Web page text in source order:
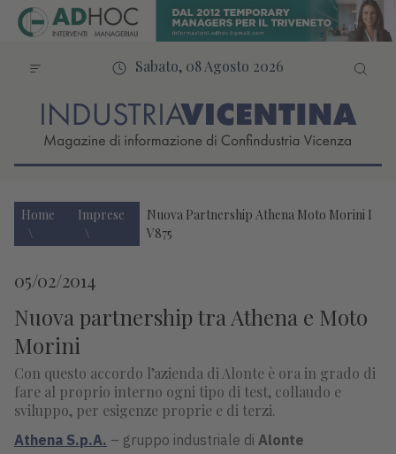
Sabato, 08 Agosto 2026
Home Imprese
Nuova Partnership Athena Moto Morini I
V875
05/02/2014
Nuova partnership tra Athena e Moto
Morini
Con questo accordo l’azienda di Alonte è ora in grado di
fare al proprio interno ogni tipo di test, collaudo e
sviluppo, per esigenze proprie e di terzi.
Athena S.p.A. – gruppo industriale di Alonte